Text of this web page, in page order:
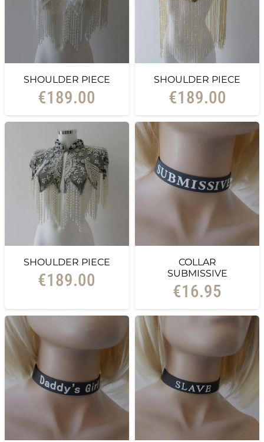
SHOULDER PIECE
€189.00
SHOULDER PIECE
€189.00
SHOULDER PIECE
€189.00
COLLAR
SUBMISSIVE
€16.95